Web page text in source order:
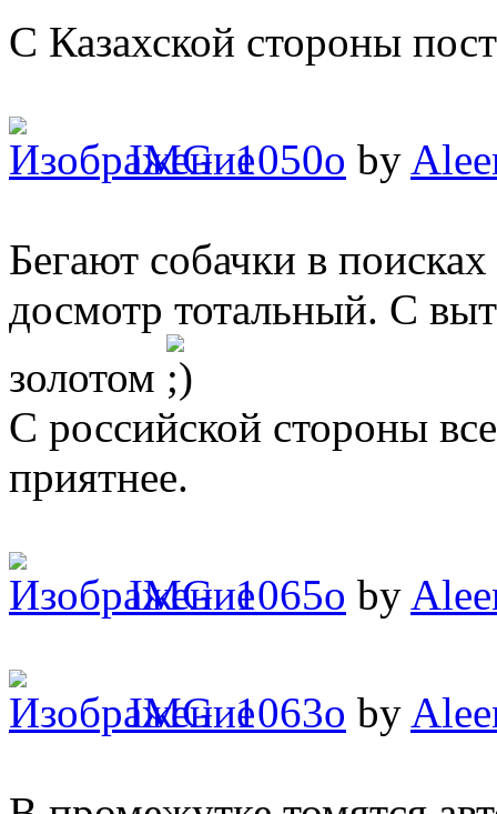
С Казахской стороны
IMG_1050o by
Бегают собачки в
досмотр тотальный. С
золотом
С российской стороны
приятнее.
IMG_1065o by
IMG_1063o by